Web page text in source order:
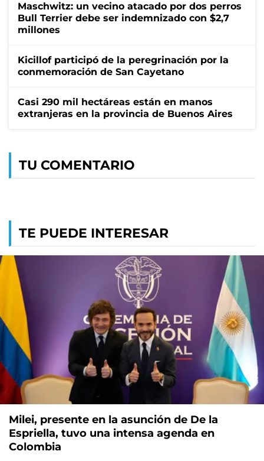
Maschwitz: un vecino atacado por dos perros
Bull Terrier debe ser indemnizado con $2,7
millones
Kicillof participó de la peregrinación por la
conmemoración de San Cayetano
Casi 290 mil hectáreas están en manos
extranjeras en la provincia de Buenos Aires
TU COMENTARIO
TE PUEDE INTERESAR
Milei, presente en la asunción de De la
Espriella, tuvo una intensa agenda en
Colombia